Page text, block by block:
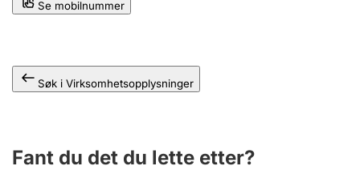
Se mobilnummer
Søk i Virksomhetsopplysninger
Fant du det du lette etter?